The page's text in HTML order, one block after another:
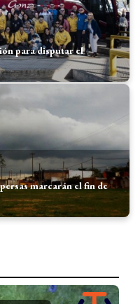
para disputar el
marcarán el fin de